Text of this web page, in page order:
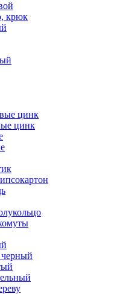
крюк
цинк
цинк